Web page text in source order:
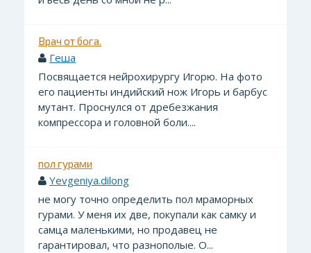
Врач от бога.
Геша
Посвящается нейрохирургу Игорю. На фото
его пациенты индийский нож Игорь и барбус
мутант. Проснулся от дребезжания
компрессора и головной боли....
пол гурами
Yevgeniya.dilong
не могу точно определить пол мраморных
гурами. У меня их две, покупали как самку и
самца маленькими, но продавец не
гарантировал, что разнополые. О...